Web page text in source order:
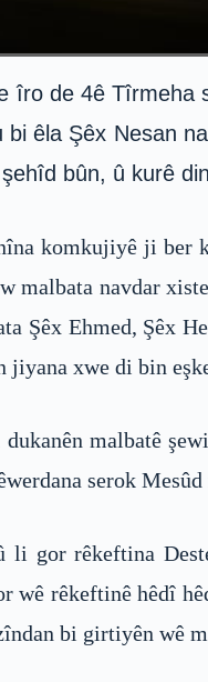
îro de 4ê Tîrmeha
bi êla Şêx Nesan
bûn, û kurê
komkujiyê ji
malbata navdar
Şêx Ehmed, Şêx
jiyana xwe di bin
malbatê
serok
li gor rêkeftina
wê rêkeftinê hêdî
bi girtiyên wê